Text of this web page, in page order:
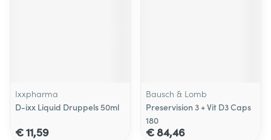
Ixxpharma
D-ixx Liquid Druppels 50ml
€ 11,59
Bausch & Lomb
Preservision 3 + Vit D3 Caps
180
€ 84,46